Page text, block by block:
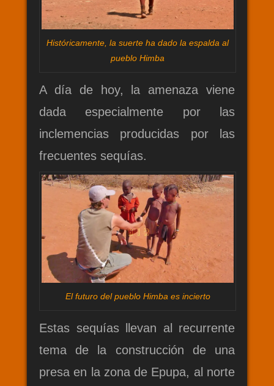
Históricamente, la suerte ha dado la espalda al
pueblo Himba
A día de hoy, la amenaza viene
dada especialmente por las
inclemencias producidas por las
frecuentes sequías.
El futuro del pueblo Himba es incierto
Estas sequías llevan al recurrente
tema de la construcción de una
presa en la zona de Epupa, al norte